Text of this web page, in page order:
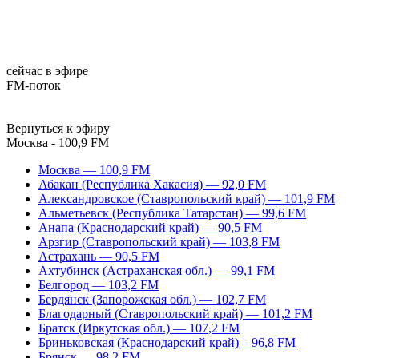
сейчас в эфире
FM-поток
Вернуться к эфиру
Москва - 100,9 FM
Москва — 100,9 FM
Абакан (Республика Хакасия) — 92,0 FM
Александровское (Ставропольский край) — 101,9 FM
Альметьевск (Республика Татарстан) — 99,6 FM
Анапа (Краснодарский край) — 90,5 FM
Арзгир (Ставропольский край) — 103,8 FM
Астрахань — 90,5 FM
Ахтубинск (Астраханская обл.) — 99,1 FM
Белгород — 103,2 FM
Бердянск (Запорожская обл.) — 102,7 FM
Благодарный (Ставропольский край) — 101,2 FM
Братск (Иркутская обл.) — 107,2 FM
Бриньковская (Краснодарский край) – 96,8 FM